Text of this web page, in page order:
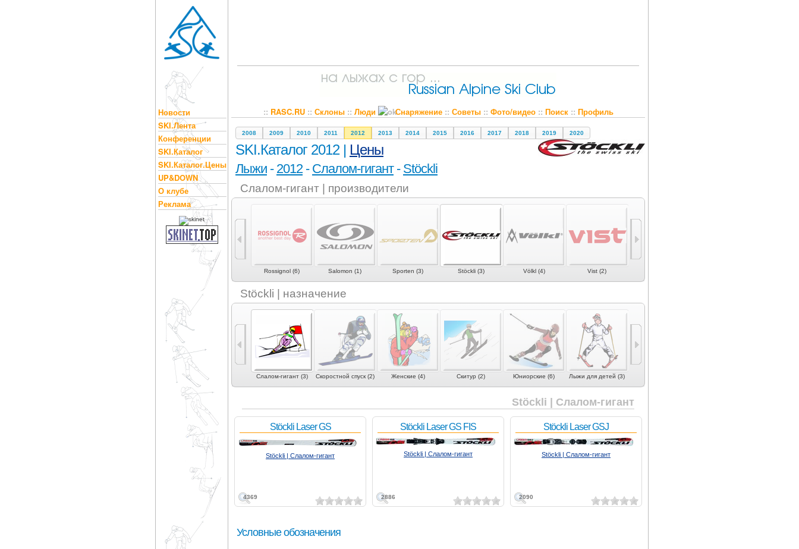
Новости
SKI.Лента
Конференции
SKI.Каталог
SKI.Каталог.Цены
UP&DOWN
О клубе
Реклама
:: RASC.RU:: Склоны:: Люди Снаряжение:: Советы:: Фото/видео:: Поиск:: Профиль
2008 2009 2010 2011 2012 2013 2014 2015 2016 2017 2018 2019 2020
SKI.Каталог 2012 | Цены
Лыжи - 2012- Слалом-гигант- Stöckli
Слалом-гигант | производители
Ogasaka (7) Rossignol (6) Salomon (1) Sporten (3) Stöckli (3) Völkl (4) Vist (2)
Stöckli | назначение
Слалом (4) Слалом-гигант (3) Скоростной спуск (2) Женские (4) Скитур (2) Юниорские (6) Лыжи для детей (3)
Stöckli | Слалом-гигант
4369
Stöckli Laser GS
Stöckli | Слалом-гигант
2886
Stöckli Laser GS FIS
Stöckli | Слалом-гигант
2090
Stöckli Laser GSJ
Stöckli | Слалом-гигант
Условные обозначения